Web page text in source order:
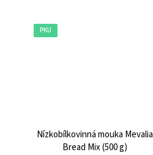
PKU
Nízkobílkovinná mouka Mevalia
Bread Mix (500 g)